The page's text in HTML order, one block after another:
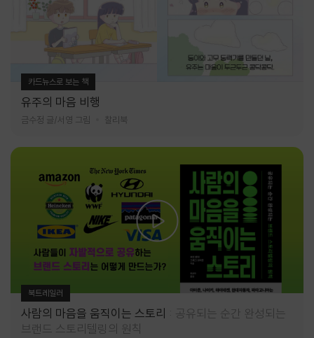
카드뉴스로 보는 책
유주의 마음 비행
금수정 글/서영 그림 찰리북
북트레일러
사람의 마음을 움직이는 스토리
공유되는 순간 완성되는
브랜드 스토리텔링의 원칙